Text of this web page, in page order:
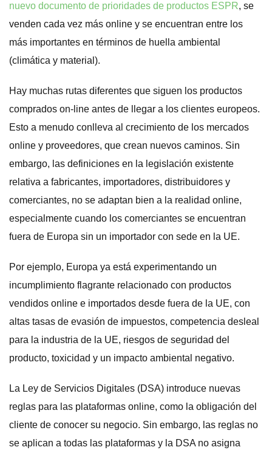
nuevo documento de prioridades de productos ESPR, se
venden cada vez más online y se encuentran entre los
más importantes en términos de huella ambiental
(climática y material).
Hay muchas rutas diferentes que siguen los productos
comprados on-line antes de llegar a los clientes europeos.
Esto a menudo conlleva al crecimiento de los mercados
online y proveedores, que crean nuevos caminos. Sin
embargo, las definiciones en la legislación existente
relativa a fabricantes, importadores, distribuidores y
comerciantes, no se adaptan bien a la realidad online,
especialmente cuando los comerciantes se encuentran
fuera de Europa sin un importador con sede en la UE.
Por ejemplo, Europa ya está experimentando un
incumplimiento flagrante relacionado con productos
vendidos online e importados desde fuera de la UE, con
altas tasas de evasión de impuestos, competencia desleal
para la industria de la UE, riesgos de seguridad del
producto, toxicidad y un impacto ambiental negativo.
La Ley de Servicios Digitales (DSA) introduce nuevas
reglas para las plataformas online, como la obligación del
cliente de conocer su negocio. Sin embargo, las reglas no
se aplican a todas las plataformas y la DSA no asigna